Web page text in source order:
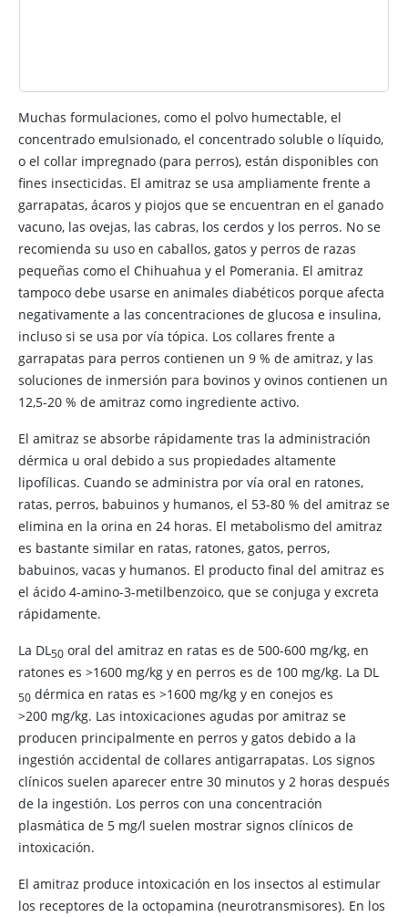
Muchas formulaciones, como el polvo humectable, el
concentrado emulsionado, el concentrado soluble o líquido,
o el collar impregnado (para perros), están disponibles con
fines insecticidas. El amitraz se usa ampliamente frente a
garrapatas, ácaros y piojos que se encuentran en el ganado
vacuno, las ovejas, las cabras, los cerdos y los perros. No se
recomienda su uso en caballos, gatos y perros de razas
pequeñas como el Chihuahua y el Pomerania. El amitraz
tampoco debe usarse en animales diabéticos porque afecta
negativamente a las concentraciones de glucosa e insulina,
incluso si se usa por vía tópica. Los collares frente a
garrapatas para perros contienen un 9 % de amitraz, y las
soluciones de inmersión para bovinos y ovinos contienen un
12,5-20 % de amitraz como ingrediente activo.
El amitraz se absorbe rápidamente tras la administración
dérmica u oral debido a sus propiedades altamente
lipofílicas. Cuando se administra por vía oral en ratones,
ratas, perros, babuinos y humanos, el 53-80 % del amitraz se
elimina en la orina en 24 horas. El metabolismo del amitraz
es bastante similar en ratas, ratones, gatos, perros,
babuinos, vacas y humanos. El producto final del amitraz es
el ácido 4-amino-3-metilbenzoico, que se conjuga y excreta
rápidamente.
La DL​ 50 oral del amitraz en ratas es de 500-600 mg/kg, en
ratones es >1600 mg/kg y en perros es de 100 mg/kg. La DL​
50 dérmica en ratas es >1600 mg/kg y en conejos es
>200 mg/kg. Las intoxicaciones agudas por amitraz se
producen principalmente en perros y gatos debido a la
ingestión accidental de collares antigarrapatas. Los signos
clínicos suelen aparecer entre 30 minutos y 2 horas después
de la ingestión. Los perros con una concentración
plasmática de 5 mg/l suelen mostrar signos clínicos de
intoxicación.
El amitraz produce intoxicación en los insectos al estimular
los receptores de la octopamina (neurotransmisores). En los